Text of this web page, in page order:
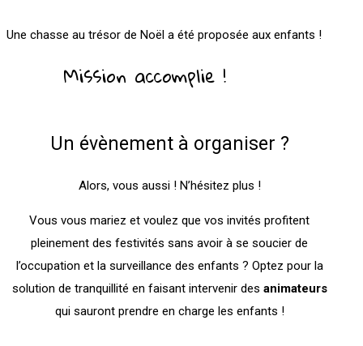
Une chasse au trésor de Noël a été proposée aux enfants !
Mission accomplie !
Un évènement à organiser ?
Alors, vous aussi ! N’hésitez plus !
Vous vous mariez et voulez que vos invités profitent
pleinement des festivités sans avoir à se soucier de
l’occupation et la surveillance des enfants ? Optez pour la
solution de tranquillité en faisant intervenir des animateurs
qui sauront prendre en charge les enfants !